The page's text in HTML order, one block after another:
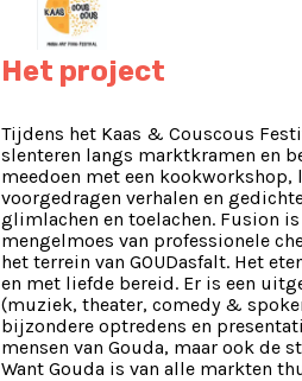
Het project
Tijdens het Kaas & Couscous
slenteren langs marktkramen en
meedoen met een
voorgedragen verhalen en
glimlachen en toelachen. Fusion
mengelmoes van professionele
het terrein van GOUDasfalt. Het
en met liefde bereid. Er is een
(muziek, theater, comedy &
bijzondere optredens en
mensen van Gouda, maar ook de
Want Gouda is van alle markten